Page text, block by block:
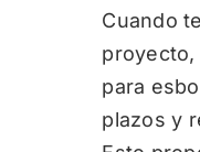
Cuando
proyecto,
para
plazos y